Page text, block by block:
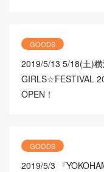
GOODS
2019/5/13 5/18(土)
GIRLS☆FESTIVAL
OPEN！
GOODS
2019/5/3
『